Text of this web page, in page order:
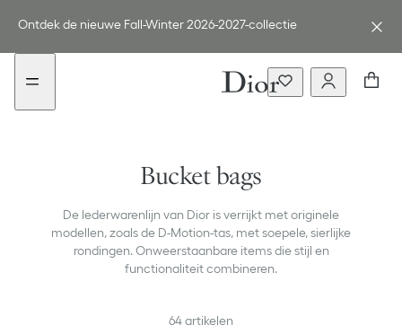
naar
inhoud
Ontdek de nieuwe Fall-Winter 2026-2027-collectie
Bucket bags
De lederwarenlijn van Dior is verrijkt met originele
modellen, zoals de D-Motion-tas, met soepele, sierlijke
rondingen. Onweerstaanbare items die stijl en
functionaliteit combineren.
64artikelen